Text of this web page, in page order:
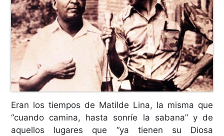
Eran los tiempos de Matilde Lina, la misma que
“cuando camina, hasta sonríe la sabana” y de
aquellos lugares que “ya tienen su Diosa